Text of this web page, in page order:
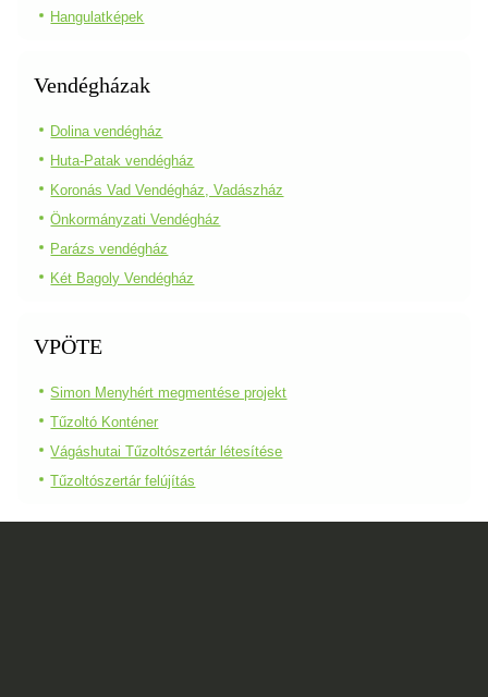
Hangulatképek
Vendégházak
Dolina vendégház
Huta-Patak vendégház
Koronás Vad Vendégház, Vadászház
Önkormányzati Vendégház
Parázs vendégház
Két Bagoly Vendégház
VPÖTE
Simon Menyhért megmentése projekt
Tűzoltó Konténer
Vágáshutai Tűzoltószertár létesítése
Tűzoltószertár felújítás